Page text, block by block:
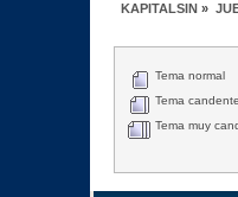
KAPITALSIN »
Tema normal
Tema
Tema muy